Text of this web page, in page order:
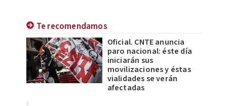
Te recomendamos
Oficial. CNTE anuncia
paro nacional: éste día
iniciarán sus
movilizaciones y éstas
vialidades se verán
afectadas